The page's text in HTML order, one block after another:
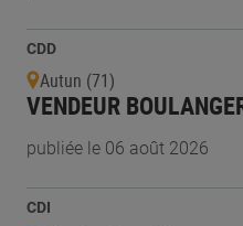
CDD
Autun (71)
VENDEUR
publiée le 06 août 2026
CDI